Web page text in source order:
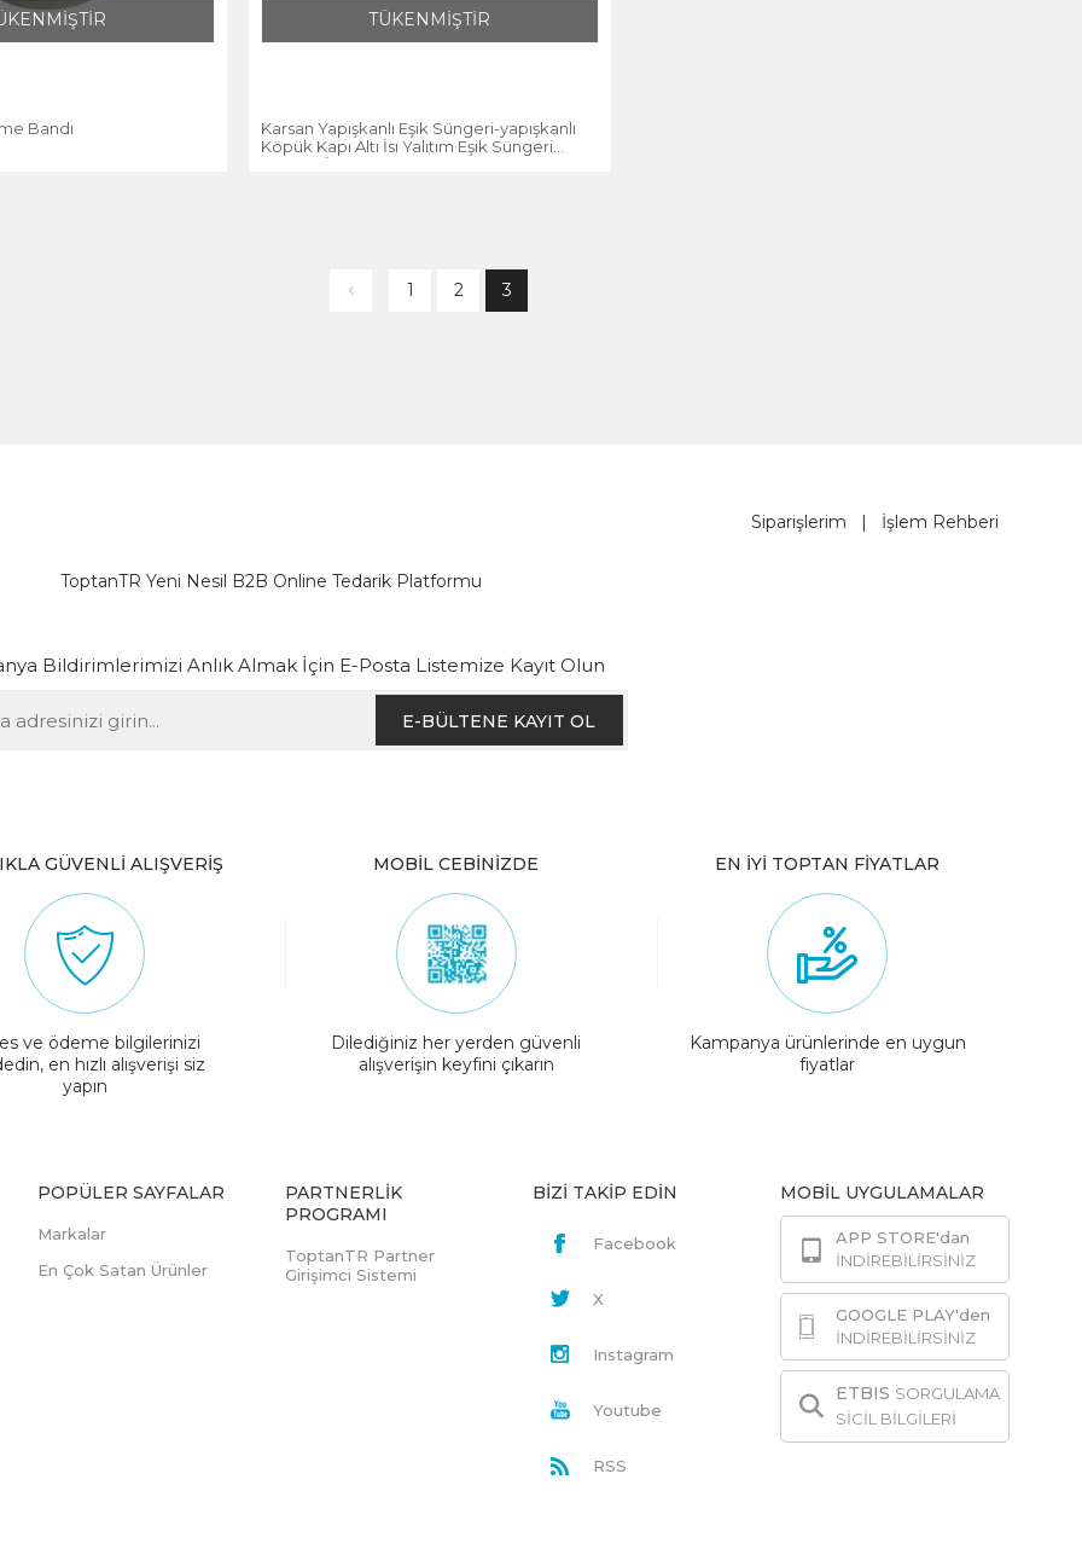
Bandı
TÜKENMİŞTİR
Karsan Yapışkanlı Eşik Süngeri-yapışkanlı
Köpük Kapı Altı İsı Yalıtım Eşik Süngeri
Rüzgar Önleyici
1 2 3
Siparişlerim | İşlem Rehberi
ToptanTR Yeni Nesil B2B Online Tedarik Platformu
Bildirimlerimizi Anlık Almak İçin E-Posta Listemize Kayıt Olun
E-BÜLTENE KAYIT OL
GÜVENLİ ALIŞVERİŞ
ve ödeme bilgilerinizi
en hızlı alışverişi siz
yapın
MOBİL CEBİNİZDE
Dilediğiniz her yerden güvenli
alışverişin keyfini çıkarın
EN İYİ TOPTAN FİYATLAR
Kampanya ürünlerinde en uygun
fiyatlar
POPÜLER SAYFALAR
Markalar
En Çok Satan Ürünler
PARTNERLIK
PROGRAMI
ToptanTR Partner
Girişimci Sistemi
BİZİ TAKİP EDİN
Facebook
X
Instagram
Youtube
RSS
MOBİL UYGULAMALAR
APP STORE'dan
İNDİREBİLİRSİNİZ
GOOGLE PLAY'den
İNDİREBİLİRSİNİZ
ETBIS SORGULAMA
SİCİL BİLGİLERİ